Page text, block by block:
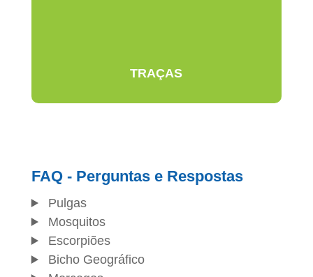
TRAÇAS
FAQ - Perguntas e Respostas
Pulgas
Mosquitos
Escorpiões
Bicho Geográfico